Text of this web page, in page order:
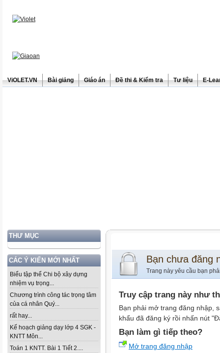
ViOLET.VN Bài giảng Giáo án Đề thi & Kiểm tra Tư liệu E-
THƯ MỤC
CÁC Ý KIẾN MỚI NHẤT
Biểu tập thể Chi bộ xây dựng
nhiệm vụ trọng...
Chương trình công tác trọng tâm
của cá nhân Quý...
rất hay...
Kế hoạch giảng dạy lớp 4 SGK -
KNTT Môn...
Toán 1 KNTT. Bài 1 Tiết 2....
Bạn chưa đăng
Trang này yêu cầu bạn
Truy cập trang này như
Bạn phải mở trang đăng nhập,
khẩu đã đăng ký rồi nhấn nút
Bạn làm gì tiếp theo?
Mở trang đăng nhập